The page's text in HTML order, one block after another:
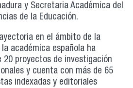
y Secretaria Académica del
de la Educación.
en el ámbito de la
académica española ha
20 proyectos de investigación
y cuenta con más de 65
indexadas y editoriales